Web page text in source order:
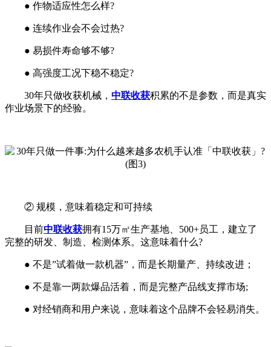
● 作物适应性怎么样?
● 连续作业会不会过热?
● 易损件寿命够不够?
● 高强度工况下稳不稳定?
30年只做收获机械， 中联收获积累的不是参数，而是真实
作业场景下的经验。
② 规模，意味着稳定和可持续
目前中联收获拥有15万㎡生产基地、500+员工，建立了
完整的研发、制造、检测体系。这意味着什么?
● 不是”试着做一款机器”，而是长期量产、持续改进；
● 不是靠一两款爆品活着，而是完整产品线支撑市场;
● 对经销商和用户来说，意味着这个品牌不会轻易消失。